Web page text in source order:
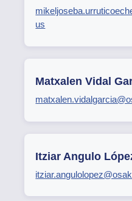
us
Matxalen Vidal
Itziar Angulo